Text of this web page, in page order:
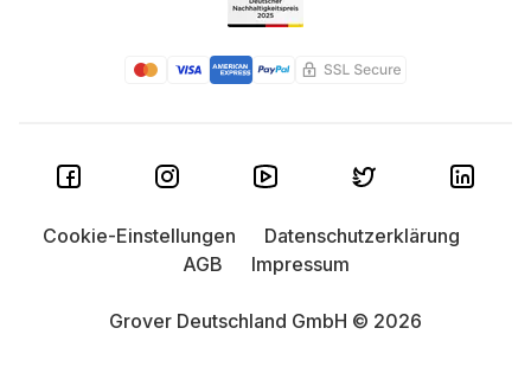
Grover Deutschland GmbH © 2026
Cookie-Einstellungen
Datenschutzerklärung
AGB
Impressum